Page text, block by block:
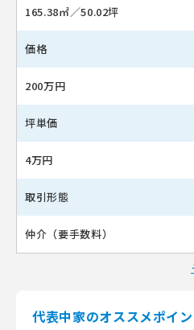
165.38㎡／50.02坪
価格
200万円
坪単価
4万円
取引形態
仲介（要手数料）
代表中家のオススメポイン